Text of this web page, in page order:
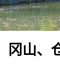
冈山、